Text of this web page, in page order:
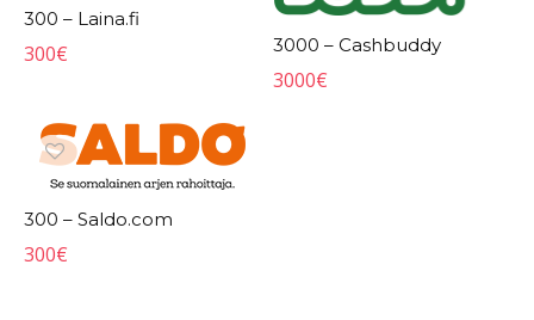
300 – Laina.fi
300€ 3000 – Cashbuddy
3000€
300 – Saldo.com
300€